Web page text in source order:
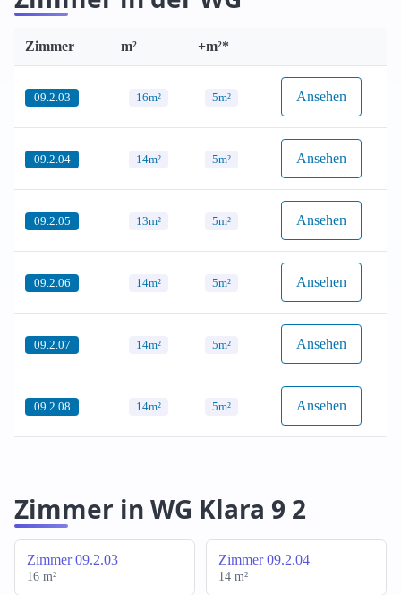
Zimmer m² +m²*
09.2.03 16m² 5m² Ansehen
09.2.04 14m² 5m² Ansehen
09.2.05 13m² 5m² Ansehen
09.2.06 14m² 5m² Ansehen
09.2.07 14m² 5m² Ansehen
09.2.08 14m² 5m² Ansehen
Zimmer in WG Klara 9 2
Zimmer 09.2.03
16 m²
Zimmer 09.2.04
14 m²